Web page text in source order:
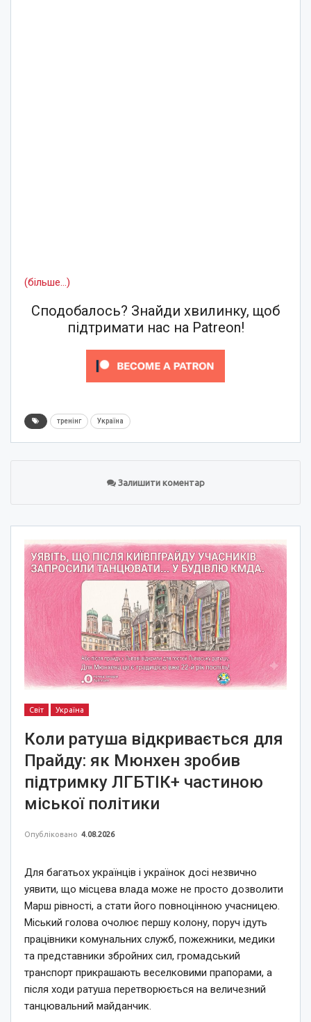
(більше…)
Сподобалось? Знайди хвилинку, щоб
підтримати нас на Patreon!
тренінг Україна
Залишити коментар
Світ Україна
Коли ратуша відкривається для
Прайду: як Мюнхен зробив
підтримку ЛГБТІК+ частиною
міської політики
Опубліковано 4.08.2026
Для багатьох українців і українок досі незвично
уявити, що місцева влада може не просто дозволити
Марш рівності, а стати його повноцінною учасницею.
Міський голова очолює першу колону, поруч ідуть
працівники комунальних служб, пожежники, медики
та представники збройних сил, громадський
транспорт прикрашають веселковими прапорами, а
після ходи ратуша перетворюється на величезний
танцювальний майданчик.